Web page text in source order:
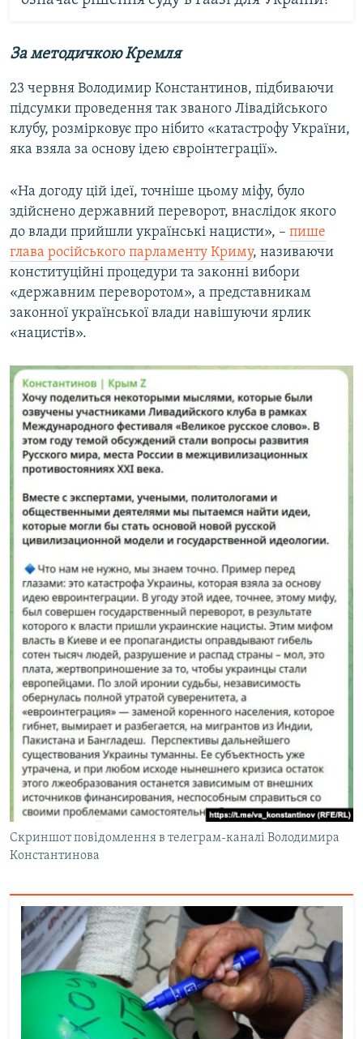
За методичкою Кремля
23 червня Володимир Константинов, підбиваючи
підсумки проведення так званого Лівадійського
клубу, розмірковує про нібито «катастрофу України,
яка взяла за основу ідею євроінтеграції».
«На догоду цій ідеї, точніше цьому міфу, було
здійснено державний переворот, внаслідок якого
до влади прийшли українські нацисти», – пише
глава російського парламенту Криму, називаючи
конституційні процедури та законні вибори
«державним переворотом», а представникам
законної української влади навішуючи ярлик
«нацистів».
Скриншот повідомлення в телеграм-каналі Володимира
Константинова